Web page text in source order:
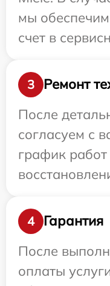
мы
счет в
3
Ремонт
После
согласуем с
график
4
Гарантия
После
оплаты